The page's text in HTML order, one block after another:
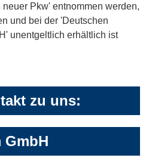
Pkw' entnommen werden,
und bei der 'Deutschen
unentgeltlich erhältlich ist
zu uns:
GmbH